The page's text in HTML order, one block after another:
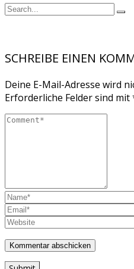
SCHREIBE EINEN
Deine E-Mail-Adresse wird
Erforderliche Felder sind mit